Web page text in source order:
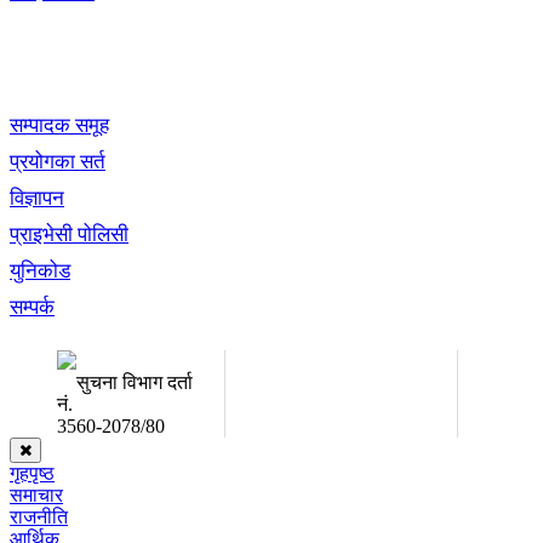
सम्पादक समूह
प्रयोगका सर्त
विज्ञापन
प्राइभेसी पोलिसी
युनिकोड
सम्पर्क
सुचना विभाग दर्ता
नं.
3560-2078/80
गृहपृष्ठ
समाचार
राजनीति